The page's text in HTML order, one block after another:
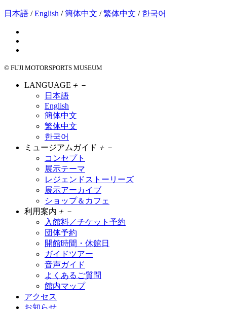
日本語 /English /簡体中文 /繁体中文 / 한국어
© FUJI MOTORSPORTS MUSEUM
LANGUAGE ＋ －
日本語
English
簡体中文
繁体中文
한국어
ミュージアムガイド ＋ －
コンセプト
展示テーマ
レジェンドストーリーズ
展示アーカイブ
ショップ＆カフェ
利用案内 ＋ －
入館料／チケット予約
団体予約
開館時間・休館日
ガイドツアー
音声ガイド
よくあるご質問
館内マップ
アクセス